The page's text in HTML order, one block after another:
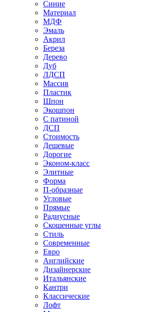
Синие
Материал
МДФ
Эмаль
Акрил
Береза
Дерево
Дуб
ЛДСП
Массив
Пластик
Шпон
Экошпон
С патиной
ДСП
Стоимость
Дешевые
Дорогие
Эконом-класс
Элитные
Форма
П-образные
Угловые
Прямые
Радиусные
Скошенные углы
Стиль
Современные
Евро
Английские
Дизайнерские
Итальянские
Кантри
Классические
Лофт